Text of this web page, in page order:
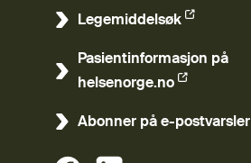
Legemiddelsøk
(Ekstern lenke)
Pasientinformasjon på
helsenorge.no
(Ekstern lenke)
Abonner på e-postvarsler
(Ekstern lenke)